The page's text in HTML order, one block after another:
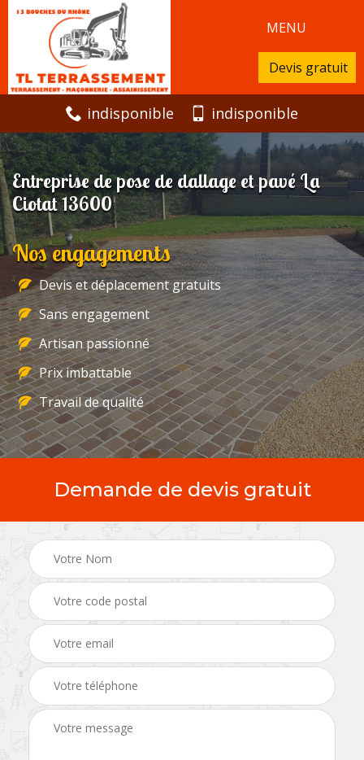
MENU
Devis gratuit
indisponible indisponible
Entreprise de pose de dallage et pavé La
Ciotat 13600
Nos engagements
Devis et déplacement gratuits
Sans engagement
Artisan passionné
Prix imbattable
Travail de qualité
Demande de devis gratuit